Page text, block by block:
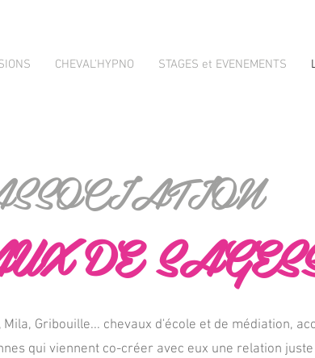
CHEVAL'HYPNO STAGES et EVENEMENTS
DE
Mila, Gribouille... chevaux d'école et de médiation,
qui viennent co-créer avec eux une relation